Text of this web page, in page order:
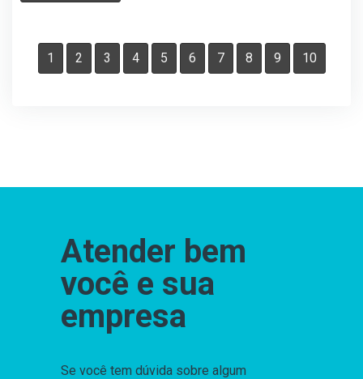
1 2 3 4 5 6 7 8 9 10
Atender bem
você e sua
empresa
Se você tem dúvida sobre algum